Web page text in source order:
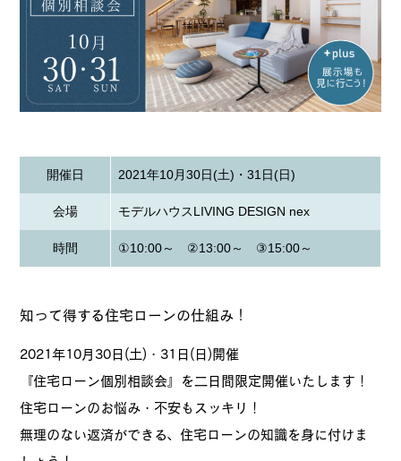
開催日 2021年10月30日(土)・31日(日)
会場 モデルハウスLIVING DESIGN nex
時間 ①10:00～ ②13:00～ ③15:00～
知って得する住宅ローンの仕組み！
2021年10月30日(土)・31日(日)開催
『住宅ローン個別相談会』を二日間限定開催いたします！
住宅ローンのお悩み・不安もスッキリ！
無理のない返済ができる、住宅ローンの知識を身に付けま